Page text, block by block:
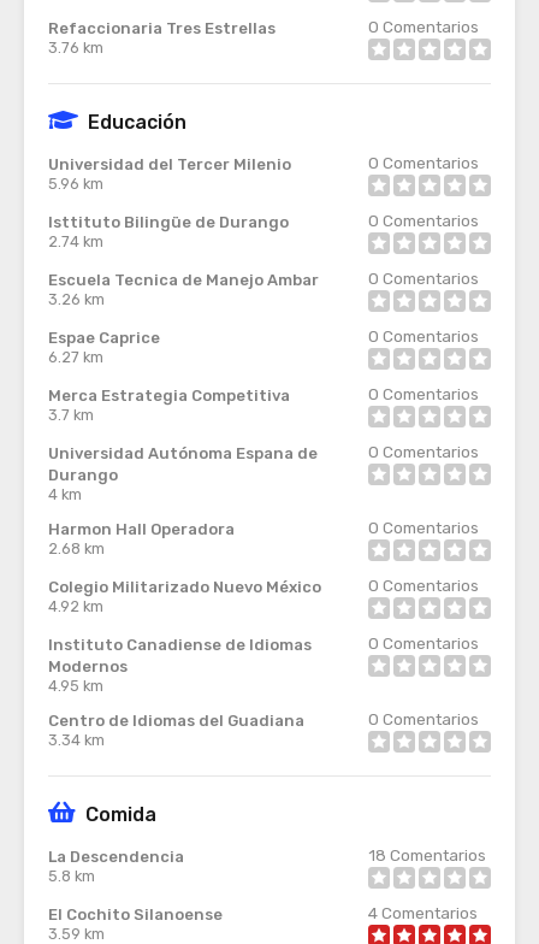
Refaccionaria Tres Estrellas
3.76 km
0 Comentarios
Educación
Universidad del Tercer Milenio
5.96 km
0 Comentarios
Isttituto Bilingüe de Durango
2.74 km
0 Comentarios
Escuela Tecnica de Manejo Ambar
3.26 km
0 Comentarios
Espae Caprice
6.27 km
0 Comentarios
Merca Estrategia Competitiva
3.7 km
0 Comentarios
Universidad Autónoma Espana de
Durango
4 km
0 Comentarios
Harmon Hall Operadora
2.68 km
0 Comentarios
Colegio Militarizado Nuevo México
4.92 km
0 Comentarios
Instituto Canadiense de Idiomas
Modernos
4.95 km
0 Comentarios
Centro de Idiomas del Guadiana
3.34 km
0 Comentarios
Comida
La Descendencia
5.8 km
18 Comentarios
El Cochito Silanoense
3.59 km
4Comentarios